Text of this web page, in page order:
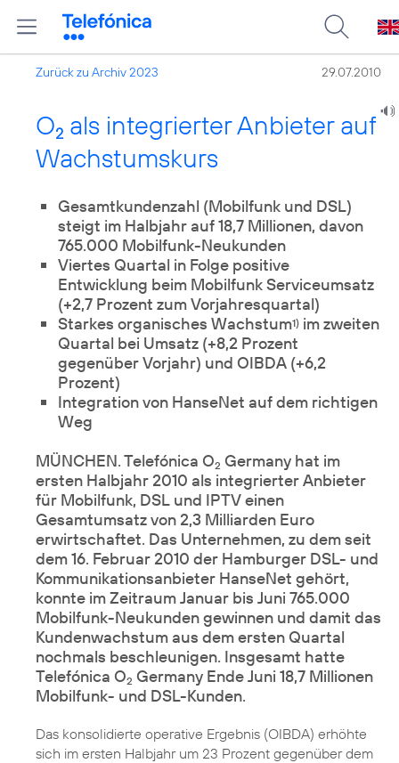
Zurück zu Archiv 2023 29.07.2010
O2 als integrierter Anbieter auf
Wachstumskurs
Gesamtkundenzahl (Mobilfunk und DSL)
steigt im Halbjahr auf 18,7 Millionen, davon
765.000 Mobilfunk-Neukunden
Viertes Quartal in Folge positive
Entwicklung beim Mobilfunk Serviceumsatz
(+2,7 Prozent zum Vorjahresquartal)
Starkes organisches Wachstum1) im zweiten
Quartal bei Umsatz (+8,2 Prozent
gegenüber Vorjahr) und OIBDA (+6,2
Prozent)
Integration von HanseNet auf dem richtigen
Weg
MÜNCHEN. Telefónica O2 Germany hat im
ersten Halbjahr 2010 als integrierter Anbieter
für Mobilfunk, DSL und IPTV einen
Gesamtumsatz von 2,3 Milliarden Euro
erwirtschaftet. Das Unternehmen, zu dem seit
dem 16. Februar 2010 der Hamburger DSL- und
Kommunikationsanbieter HanseNet gehört,
konnte im Zeitraum Januar bis Juni 765.000
Mobilfunk-Neukunden gewinnen und damit das
Kundenwachstum aus dem ersten Quartal
nochmals beschleunigen. Insgesamt hatte
Telefónica O2 Germany Ende Juni 18,7 Millionen
Mobilfunk- und DSL-Kunden.
Das konsolidierte operative Ergebnis (OIBDA) erhöhte
sich im ersten Halbjahr um 23 Prozent gegenüber dem